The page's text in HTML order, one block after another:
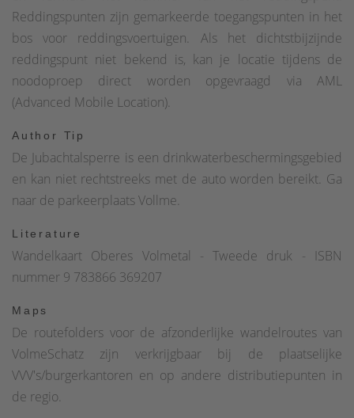
Jubachtalsperre. Het asfalt maakt snel plaats voor een
grindpad voordat we de stuwdam bereiken. Aan de
rechterkant nemen we de ronde stuwdamweg en volgen
deze tot aan het andere uiteinde van de stuwdam. Het pad
maakt nu een bocht en leidt ons bergopwaarts door de
bossen van Sauerland in de richting van Homert. Na een
langere klim bereiken we de weg, die we een paar meter
volgen en links aanhouden, voordat het pad weer afbuigt in
de richting van het bos; de Homertturm op de heuvel is nu
picknickpauze. Volg het pad verder, langzaam en gestaag
bergafwaarts. Hier en daar zijn er mooie uitzichten voordat
we langzaam de Jubachtalsperre naderen. De route gaat
terug naar het startpunt.
Reddingspunten zijn gemarkeerde toegangspunten in het
bos voor reddingsvoertuigen. Als het dichtstbijzijnde
reddingspunt niet bekend is, kan je locatie tijdens de
noodoproep direct worden opgevraagd via AML
(Advanced Mobile Location).
Author Tip
De Jubachtalsperre is een drinkwaterbeschermingsgebied
en kan niet rechtstreeks met de auto worden bereikt. Ga
naar de parkeerplaats Vollme.
Literature
Wandelkaart Oberes Volmetal - Tweede druk - ISBN
nummer 9 783866 369207
Maps
De routefolders voor de afzonderlijke wandelroutes van
VolmeSchatz zijn verkrijgbaar bij de plaatselijke
VVV's/burgerkantoren en op andere distributiepunten in
de regio.